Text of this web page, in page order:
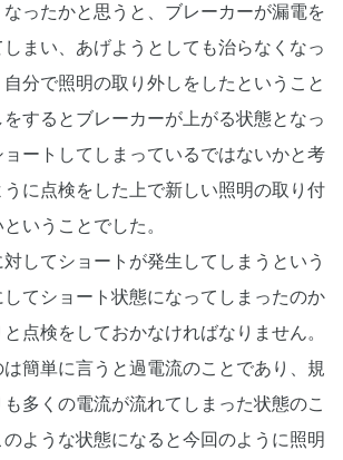
ったかと思うと、ブレーカーが漏電を
まい、あげようとしても治らなくなっ
分で照明の取り外しをしたということ
するとブレーカーが上がる状態となっ
ートしてしまっているではないかと考
うに点検をした上で新しい照明の取り付
いうことでした。
してショートが発生してしまうという
てショート状態になってしまったのか
点検をしておかなければなりません。
簡単に言うと過電流のことであり、規
多くの電流が流れてしまった状態のこ
ような状態になると今回のように照明